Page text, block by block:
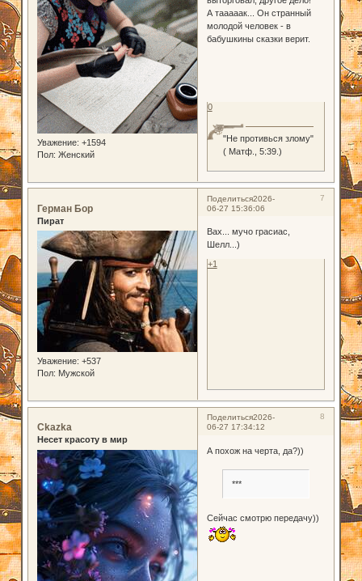
Уважение: +1594
Пол: Женский
А тааааак... Он странный
молодой человек - в
бабушкины сказки верит.
"Не противься злому"
( Матф., 5:39.)
0
Поделиться 7
2026-
06-27 15:36:06
Герман Бор
Пират
Уважение: +537
Пол: Мужской
Вах... мучо грасиас,
Шелл...)
+1
Поделиться 8
2026-
06-27 17:34:12
Ckazka
Несет красоту в мир
А похож на черта, да?))
***
Сейчас смотрю передачу))